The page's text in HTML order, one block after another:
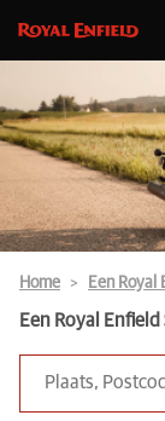
Home Een Royal
Een Royal